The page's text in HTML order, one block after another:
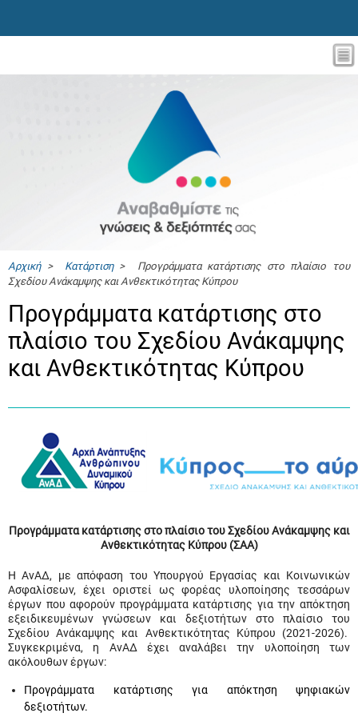
Αρχική> Κατάρτιση> Προγράμματα κατάρτισης στο πλαίσιο του
Σχεδίου Ανάκαμψης και Ανθεκτικότητας Κύπρου
Προγράμματα κατάρτισης στο
πλαίσιο του Σχεδίου Ανάκαμψης
και Ανθεκτικότητας Κύπρου
Προγράμματα κατάρτισης στο πλαίσιο του Σχεδίου Ανάκαμψης και
Ανθεκτικότητας Κύπρου (ΣΑΑ)
Η ΑνΑΔ, με απόφαση του Υπουργού Εργασίας και Κοινωνικών
Ασφαλίσεων, έχει οριστεί ως φορέας υλοποίησης τεσσάρων
έργων που αφορούν προγράμματα κατάρτισης για την απόκτηση
εξειδικευμένων γνώσεων και δεξιοτήτων στο πλαίσιο του
Σχεδίου Ανάκαμψης και Ανθεκτικότητας Κύπρου (2021-2026).
Συγκεκριμένα, η ΑνΑΔ έχει αναλάβει την υλοποίηση των
ακόλουθων έργων:
Προγράμματα κατάρτισης για απόκτηση ψηφιακών
δεξιοτήτων.